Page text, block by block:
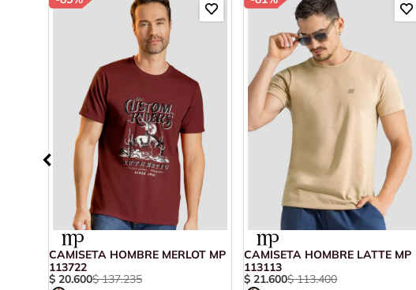
CAMISETA HOMBRE MERLOT MP
113722
$ 20.600$ 137.235
CAMISETA HOMBRE LATTE MP
113113
$ 21.600$ 113.400